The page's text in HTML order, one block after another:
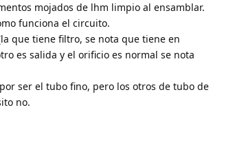
mojados de lhm limpio al ensamblar.
funciona el circuito.
que tiene filtro, se nota que tiene en
es salida y el orificio es normal se nota
ser el tubo fino, pero los otros de tubo de
no.